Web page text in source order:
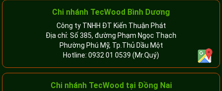
Chi nhánh TecWood Bình Dương
Công ty TNHH ĐT Kiến Thuận Phát
Địa chỉ: Số 385, đường Phạm Ngọc Thạch
Phường Phú Mỹ, Tp.Thủ Dầu Một
Hotline: 0932 01 0539 (Mr.Quý)
Chi nhánh TecWood tại Đồng Nai